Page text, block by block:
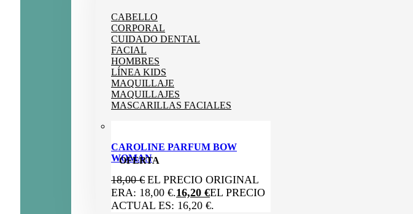
CABELLO
CORPORAL
CUIDADO DENTAL
FACIAL
HOMBRES
LÍNEA KIDS
MAQUILLAJE
MAQUILLAJES
MASCARILLAS FACIALES
OFERTA
CAROLINE PARFUM BOW
WOMAN
18,00€ EL PRECIO ORIGINAL
ERA: 18,00 €.16,20 €EL PRECIO
ACTUAL ES: 16,20 €.